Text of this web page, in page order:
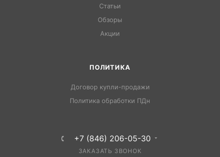
Статьи
Обзоры
Акции
ПОЛИТИКА
Договор купли-продажи
Политика обработки ПДн
+7 (846) 206-05-30
ЗАКАЗАТЬ ЗВОНОК